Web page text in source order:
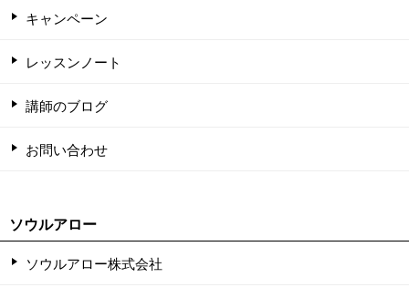
キャンペーン
レッスンノート
講師のブログ
お問い合わせ
ソウルアロー
ソウルアロー株式会社